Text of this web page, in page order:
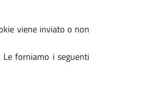
viene inviato o non
forniamo i seguenti